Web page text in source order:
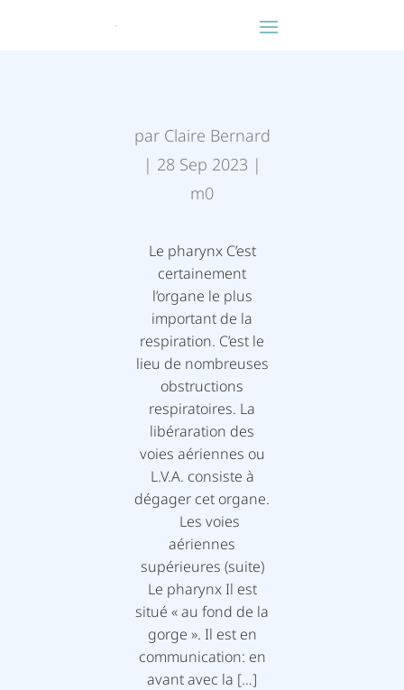
par Claire Bernard
| 28 Sep 2023 |
m0
Le pharynx C’est
certainement
l’organe le plus
important de la
respiration. C’est le
lieu de nombreuses
obstructions
respiratoires. La
libéraration des
voies aériennes ou
L.V.A. consiste à
dégager cet organe.
Les voies
aériennes
supérieures (suite)
Le pharynx Il est
situé « au fond de la
gorge ». Il est en
communication: en
avant avec la […]